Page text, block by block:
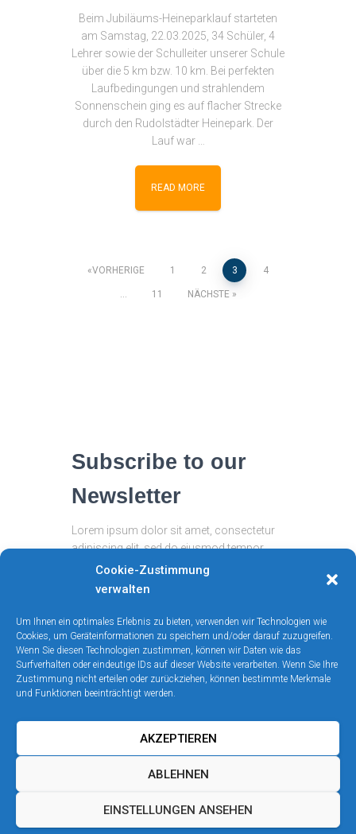
Cookie-Zustimmung
verwalten
Um Ihnen ein optimales Erlebnis zu bieten, verwenden wir Technologien wie
Cookies, um Geräteinformationen zu speichern und/oder darauf zuzugreifen.
Wenn Sie diesen Technologien zustimmen, können wir Daten wie das
Surfverhalten oder eindeutige IDs auf dieser Website verarbeiten. Wenn Sie Ihre
Zustimmung nicht erteilen oder zurückziehen, können bestimmte Merkmale
und Funktionen beeinträchtigt werden.
AKZEPTIEREN
ABLEHNEN
EINSTELLUNGEN ANSEHEN
Beim Jubiläums-Heineparklauf starteten
am Samstag, 22.03.2025, 34 Schüler, 4
Lehrer sowie der Schulleiter unserer Schule
über die 5 km bzw. 10 km. Bei perfekten
Laufbedingungen und strahlendem
Sonnenschein ging es auf flacher Strecke
durch den Rudolstädter Heinepark. Der
Lauf war …
READ MORE
Seitennummerierung
VORHERIGE 1 2 3 4
… 11 NÄCHSTE
Subscribe to our
Newsletter
Lorem ipsum dolor sit amet, consectetur
adipiscing elit, sed do eiusmod tempor
incididunt ut labore et dolore magna